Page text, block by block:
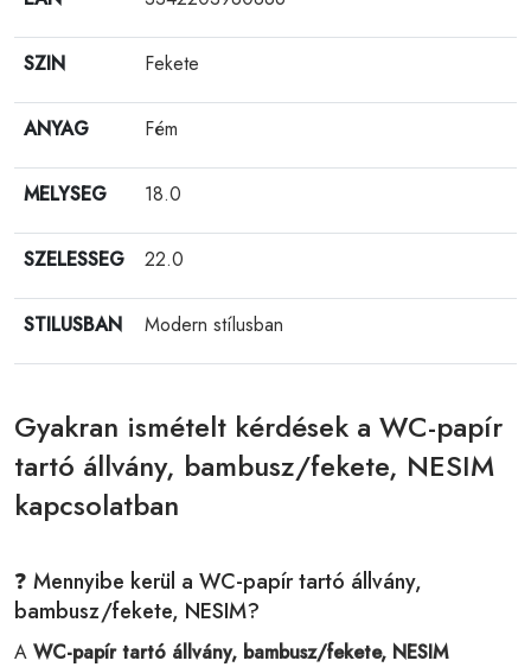
SZIN Fekete
ANYAG Fém
MELYSEG 18.0
SZELESSEG 22.0
STILUSBAN Modern stílusban
Gyakran ismételt kérdések a WC-papír
tartó állvány, bambusz/fekete, NESIM
kapcsolatban
❓ Mennyibe kerül a WC-papír tartó állvány,
bambusz/fekete, NESIM?
A WC-papír tartó állvány, bambusz/fekete, NESIM